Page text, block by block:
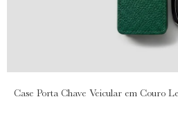
Case Porta Chave Veicular em Couro